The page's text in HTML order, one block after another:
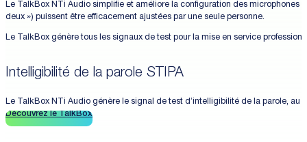
Le TalkBox NTi Audio simplifie et améliore la configuration des microphones
deux ») puissent être efficacement ajustées par une seule personne.
Le TalkBox génère tous les signaux de test pour la mise en service
Intelligibilité de la parole STIPA
Le TalkBox NTi Audio génère le signal de test d’intelligibilité de la parole, au
Découvrez le TalkBox